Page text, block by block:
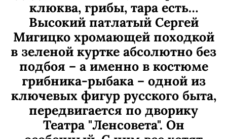
клюква, грибы, тара есть…
Высокий патлатый Сергей
Мигицко хромающей походкой
в зеленой куртке абсолютно без
подбоя – а именно в костюме
грибника-рыбака – одной из
ключевых фигур русского быта,
передвигается по дворику
Театра "Ленсовета". Он